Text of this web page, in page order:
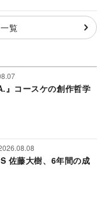
覧
』コースケの創作哲学
佐藤大樹、6年間の成